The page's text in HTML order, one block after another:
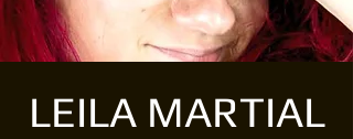
LEILA MARTIAL